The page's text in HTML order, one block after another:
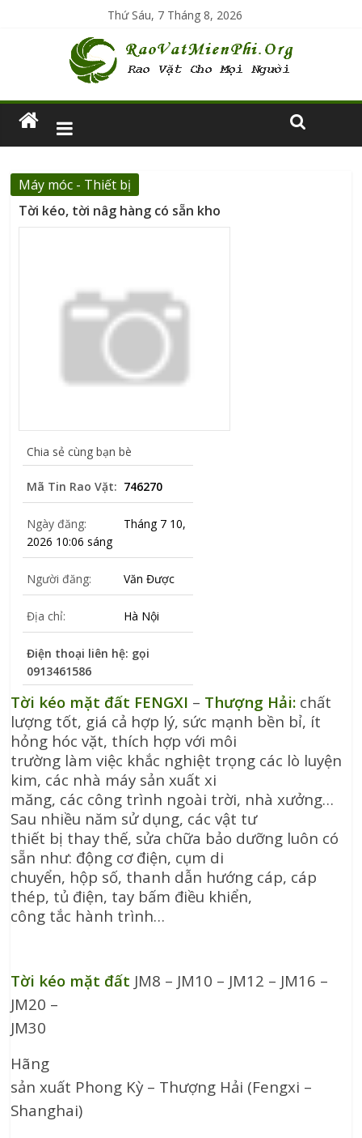
Thứ Sáu, 7 Tháng 8, 2026
Máy móc - Thiết bị
Tời kéo, tời nâg hàng có sẵn kho
Chia sẻ cùng bạn bè
Mã Tin Rao Vặt: 746270
Ngày đăng:
Tháng 7 10,
2026 10:06 sáng
Người đăng: Văn Được
Địa chỉ: Hà Nội
Điện thoại liên hệ: gọi
0913461586
Tời kéo mặt đất FENGXI – Thượng Hải: chất
lượng tốt, giá cả hợp lý, sức mạnh bền bỉ, ít
hỏng hóc vặt, thích hợp với môi
trường làm việc khắc nghiệt trọng các lò luyện
kim, các nhà máy sản xuất xi
măng, các công trình ngoài trời, nhà xưởng…
Sau nhiều năm sử dụng, các vật tư
thiết bị thay thế, sửa chữa bảo dưỡng luôn có
sẵn như: động cơ điện, cụm di
chuyển, hộp số, thanh dẫn hướng cáp, cáp
thép, tủ điện, tay bấm điều khiển,
công tắc hành trình…
Tời kéo mặt đất JM8 – JM10 – JM12 – JM16 –
JM20 –
JM30
Hãng
sản xuất Phong Kỳ – Thượng Hải (Fengxi –
Shanghai)